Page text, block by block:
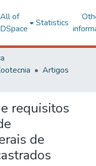
All of
DSpace
Statistics
Artigos
requisitos
de